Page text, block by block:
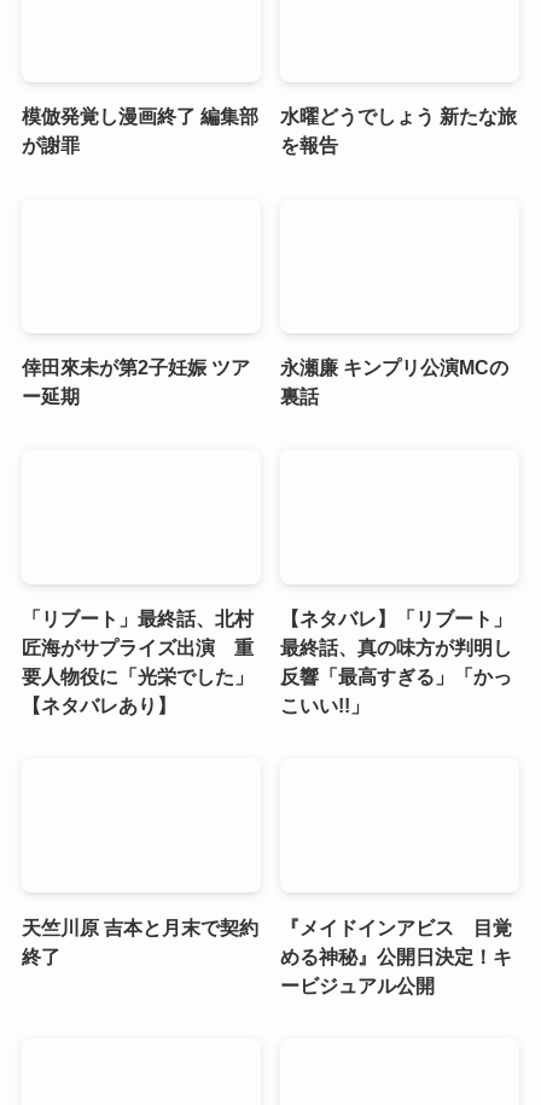
模倣発覚し漫画終了 編集部
が謝罪
水曜どうでしょう 新たな旅
を報告
倖田來未が第2子妊娠 ツア
ー延期
永瀬廉 キンプリ公演MCの
裏話
「リブート」最終話、北村
匠海がサプライズ出演 重
要人物役に「光栄でした」
【ネタバレあり】
【ネタバレ】「リブート」
最終話、真の味方が判明し
反響「最高すぎる」「かっ
こいい!!」
天竺川原 吉本と月末で契約
終了
『メイドインアビス 目覚
める神秘』公開日決定！キ
ービジュアル公開